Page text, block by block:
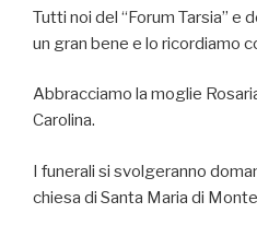
Tutti noi del “Forum Tarsia” e
un gran bene e lo ricordiamo
Abbracciamo la moglie
Carolina.
I funerali si svolgeranno
chiesa di Santa Maria di